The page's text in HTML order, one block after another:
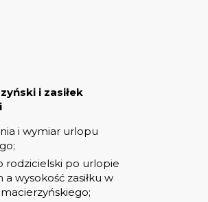
i zasiłek
i wymiar urlopu
rodzicielski po urlopie
wysokość zasiłku w